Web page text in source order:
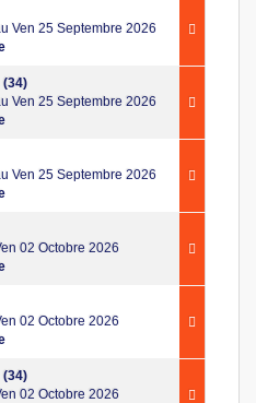
Ven 25 Septembre 2026
(34)
Ven 25 Septembre 2026
Ven 25 Septembre 2026
02 Octobre 2026
02 Octobre 2026
(34)
02 Octobre 2026